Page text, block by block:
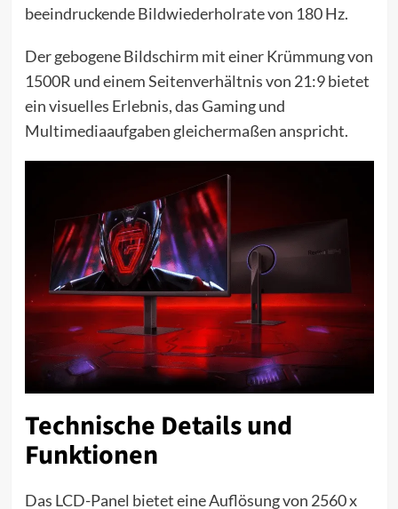
beeindruckende Bildwiederholrate von 180 Hz.
Der gebogene Bildschirm mit einer Krümmung von
1500R und einem Seitenverhältnis von 21:9 bietet
ein visuelles Erlebnis, das Gaming und
Multimediaaufgaben gleichermaßen anspricht.
Technische Details und
Funktionen
Das LCD-Panel bietet eine Auflösung von 2560 x